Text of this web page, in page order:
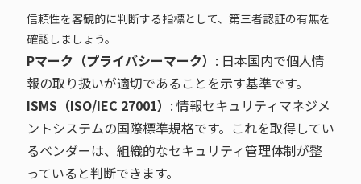
信頼性を客観的に判断する指標として、第三者認証の有無を
確認しましょう。
Pマーク（プライバシーマーク） : 日本国内で個人情
報の取り扱いが適切であることを示す基準です。
ISMS（ISO/IEC 27001） : 情報セキュリティマネジメ
ントシステムの国際標準規格です。これを取得してい
るベンダーは、組織的なセキュリティ管理体制が整
っていると判断できます。